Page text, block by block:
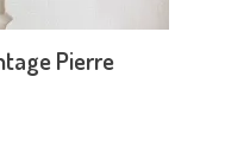
Pierre